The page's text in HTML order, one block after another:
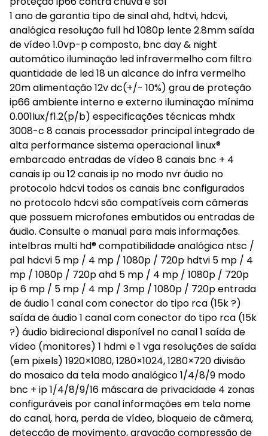
1 ano de garantia tipo de sinal ahd, hdtvi, hdcvi,
analógica resolução full hd 1080p lente 2.8mm saída
de vídeo 1.0vp-p composto, bnc day & night
automático iluminação led infravermelho com filtro
quantidade de led 18 un alcance do infra vermelho
20m alimentação 12v dc(+/- 10%) grau de proteção
ip66 ambiente interno e externo iluminação mínima
0.001lux/f1.2(p/b) especificações técnicas mhdx
3008-c 8 canais processador principal integrado de
alta performance sistema operacional linux®
embarcado entradas de vídeo 8 canais bnc + 4
canais ip ou 12 canais ip no modo nvr áudio no
protocolo hdcvi todos os canais bnc configurados
no protocolo hdcvi são compatíveis com câmeras
que possuem microfones embutidos ou entradas de
áudio. Consulte o manual para mais informações.
intelbras multi hd® compatibilidade analógica ntsc /
pal hdcvi 5 mp / 4 mp / 1080p / 720p hdtvi 5 mp / 4
mp / 1080p / 720p ahd 5 mp / 4 mp / 1080p / 720p
ip 6 mp / 5 mp / 4 mp / 3mp / 1080p / 720p entrada
de áudio 1 canal com conector do tipo rca (15k ?)
saída de áudio 1 canal com conector do tipo rca (15k
?) áudio bidirecional disponível no canal 1 saída de
vídeo (monitores) 1 hdmi e 1 vga resoluções de saída
(em pixels) 1920×1080, 1280×1024, 1280×720 divisão
do mosaico da tela modo analógico 1/4/8/9 modo
bnc + ip 1/4/8/9/16 máscara de privacidade 4 zonas
configuráveis por canal informações em tela nome
do canal, hora, perda de vídeo, bloqueio de câmera,
detecção de movimento, gravação compressão de